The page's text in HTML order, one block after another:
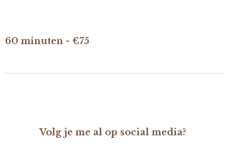
60 minuten - €75
Volg je me al op social media?